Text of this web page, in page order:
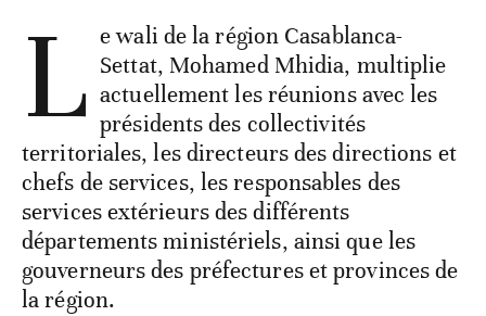
L e wali de la région Casablanca-
Settat, Mohamed Mhidia, multiplie
actuellement les réunions avec les
présidents des collectivités
territoriales, les directeurs des directions et
chefs de services, les responsables des
services extérieurs des différents
départements ministériels, ainsi que les
gouverneurs des préfectures et provinces de
la région.